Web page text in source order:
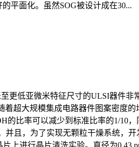
平面化。虽然SOG被设计成在30...
低亚微米特征尺寸的ULSI器件非
超大规模集成电路器件图案密度
比率可以减少到标准比率的1/10，
且，为了实现无颗粒干燥系统，开
进行晶片清洗实验。直径为0.43